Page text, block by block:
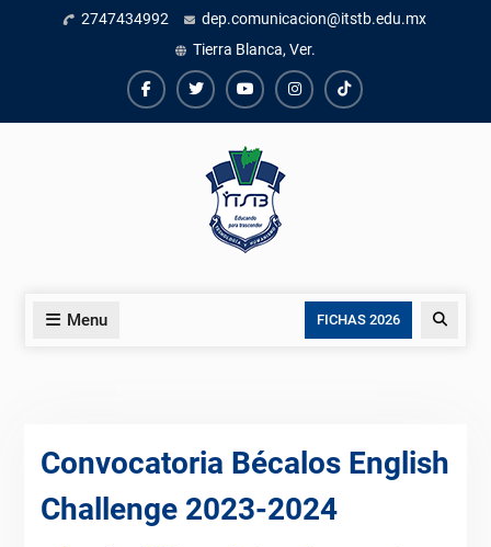
2747434992
dep.comunicacion@itstb.edu.mx
Tierra Blanca, Ver.
FacebookTwiterYoutubeinstagram
TikTok
Menu FICHAS 2026 Search
Convocatoria Bécalos English
Challenge 2023-2024